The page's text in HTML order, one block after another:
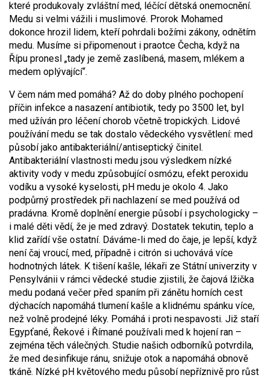
které produkovaly zvláštní med, léčící dětská onemocnění.
Medu si velmi vážili i muslimové. Prorok Mohamed
dokonce hrozil lidem, kteří pohrdali božími zákony, odnětím
medu. Musíme si připomenout i praotce Čecha, když na
Řípu pronesl „tady je země zaslíbená, masem, mlékem a
medem oplývající“.
V čem nám med pomáhá? Až do doby plného pochopení
příčin infekce a nasazení antibiotik, tedy po 3500 let, byl
med užíván pro léčení chorob včetně tropických. Lidové
používání medu se tak dostalo vědeckého vysvětlení: med
působí jako antibakteriální/antiseptický činitel.
Antibakteriální vlastnosti medu jsou výsledkem nízké
aktivity vody v medu způsobující osmózu, efekt peroxidu
vodíku a vysoké kyselosti, pH medu je okolo 4. Jako
podpůrný prostředek při nachlazení se med používá od
pradávna. Kromě doplnění energie působí i psychologicky –
i malé děti vědí, že je med zdravý. Dostatek tekutin, teplo a
klid zařídí vše ostatní. Dáváme-li med do čaje, je lepší, když
není čaj vroucí, med, případně i citrón si uchovává více
hodnotných látek. K tišení kašle, lékaři ze Státní univerzity v
Pensylvánii v rámci vědecké studie zjistili, že čajová lžička
medu podaná večer před spaním při zánětu horních cest
dýchacích napomáhá tlumení kašle a klidnému spánku více,
než volně prodejné léky. Pomáhá i proti nespavosti. Již staří
Egypťané, Řekové i Římané používali med k hojení ran –
zejména těch válečných. Studie našich odborníků potvrdila,
že med desinfikuje ránu, snižuje otok a napomáhá obnově
tkáně. Nízké pH květového medu působí nepříznivě pro růst